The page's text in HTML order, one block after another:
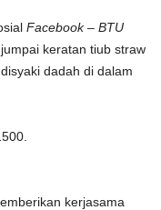
Facebook – BTU
keratan tiub straw
dadah di dalam
kerjasama